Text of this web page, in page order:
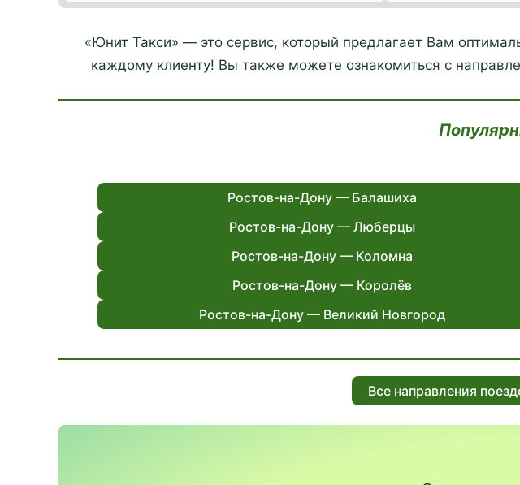
«Юнит Такси» — это сервис, который предлагает Вам
каждому клиенту! Вы также можете ознакомиться с
Ростов-на-Дону — Балашиха
Ростов-на-Дону — Люберцы
Ростов-на-Дону — Коломна
Ростов-на-Дону — Королёв
Ростов-на-Дону — Великий Новгород
Все направления